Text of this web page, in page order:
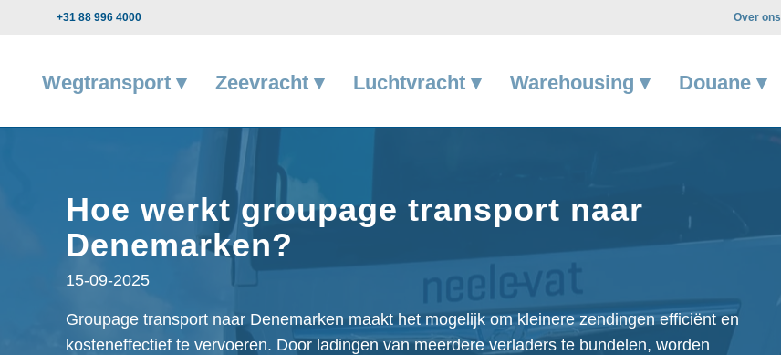
Over ons
+31 88 996 4000
Wegtransport ▾ Zeevracht ▾ Luchtvracht ▾ Warehousing ▾ Douane ▾
Hoe werkt groupage transport naar
Denemarken?
15-09-2025
Groupage transport naar Denemarken maakt het mogelijk om kleinere zendingen efficiënt en
kosteneffectief te vervoeren. Door ladingen van meerdere verladers te bundelen, worden